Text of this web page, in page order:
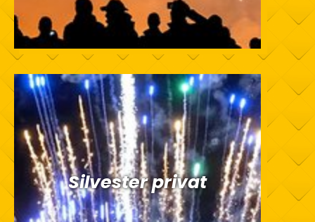
Silvester privat